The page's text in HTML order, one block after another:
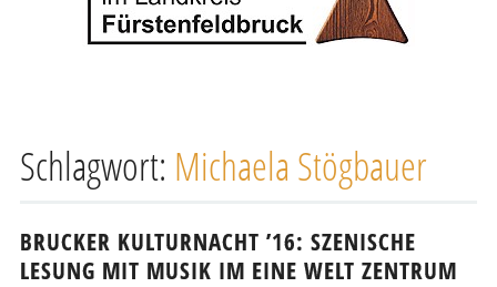
zum
Schlagwort: Michaela Stögbauer
BRUCKER KULTURNACHT ’16: SZENISCHE
LESUNG MIT MUSIK IM EINE WELT ZENTRUM